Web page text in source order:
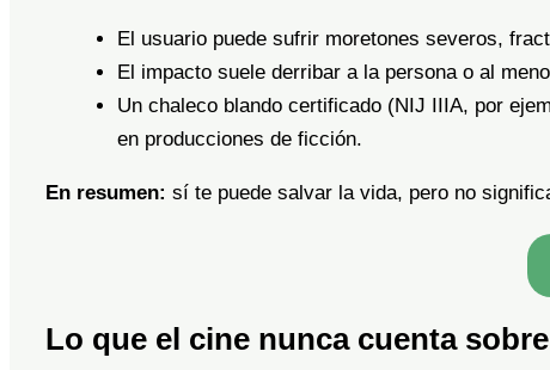
El usuario puede sufrir moretones severos,
El impacto suele derribar a la persona o al
Un chaleco blando certificado (NIJ IIIA, por
en producciones de ficción.
En resumen: sí te puede salvar la vida, pero no
Lo que el cine nunca cuenta